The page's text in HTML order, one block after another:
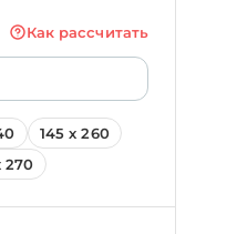
Как рассчитать
145 х 260
270